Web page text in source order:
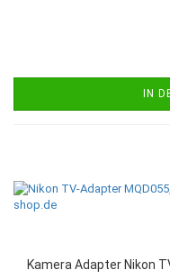
IN
Kamera Adapter Nikon